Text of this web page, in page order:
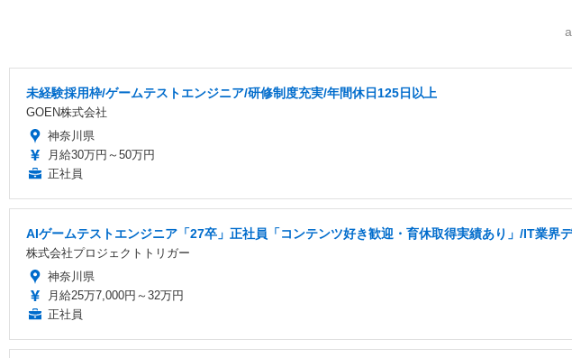
未経験採用枠/ゲームテストエンジニア/研修制度充実/年間休日125日以上
GOEN株式会社
神奈川県
月給30万円～50万円
正社員
AIゲームテストエンジニア「27卒」正社員「コンテンツ好き歓迎・育休取得実績あり」/IT業界
株式会社プロジェクトトリガー
神奈川県
月給25万7,000円～32万円
正社員